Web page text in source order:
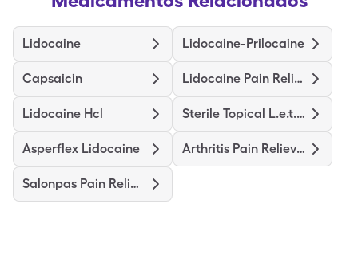
Lidocaine Lidocaine-Prilocaine
Capsaicin Lidocaine Pain Relief
Lidocaine Hcl Sterile Topical L.e.t. Gel
Asperflex Lidocaine Arthritis Pain Relieving
Salonpas Pain Relieving